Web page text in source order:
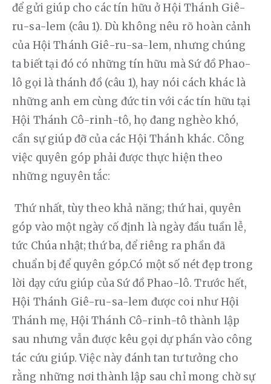
để gửi giúp cho các tín hữu ở Hội Thánh Giê-
ru-sa-lem (câu 1). Dù không nêu rõ hoàn cảnh
của Hội Thánh Giê-ru-sa-lem, nhưng chúng
ta biết tại đó có những tín hữu mà Sứ đồ Phao-
lô gọi là thánh đồ (câu 1), hay nói cách khác là
những anh em cùng đức tin với các tín hữu tại
Hội Thánh Cô-rinh-tô, họ đang nghèo khó,
cần sự giúp đỡ của các Hội Thánh khác. Công
việc quyên góp phải được thực hiện theo
những nguyên tắc:
Thứ nhất, tùy theo khả năng; thứ hai, quyên
góp vào một ngày cố định là ngày đầu tuần lễ,
tức Chúa nhật; thứ ba, để riêng ra phần đã
chuẩn bị để quyên góp.Có một số nét đẹp trong
lời dạy cứu giúp của Sứ đồ Phao-lô. Trước hết,
Hội Thánh Giê-ru-sa-lem được coi như Hội
Thánh mẹ, Hội Thánh Cô-rinh-tô thành lập
sau nhưng vẫn được kêu gọi dự phần vào công
tác cứu giúp. Việc này đánh tan tư tưởng cho
rằng những nơi thành lập sau chỉ mong chờ sự